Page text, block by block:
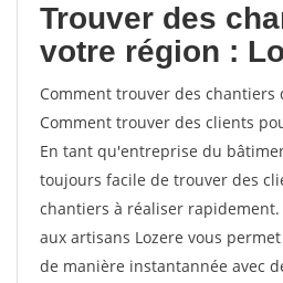
Trouver des
votre région :
Comment trouver des chantiers
Comment trouver des clients
En tant qu'entreprise du
toujours facile de trouver des
chantiers à réaliser
aux artisans Lozere vous
de manière instantannée avec